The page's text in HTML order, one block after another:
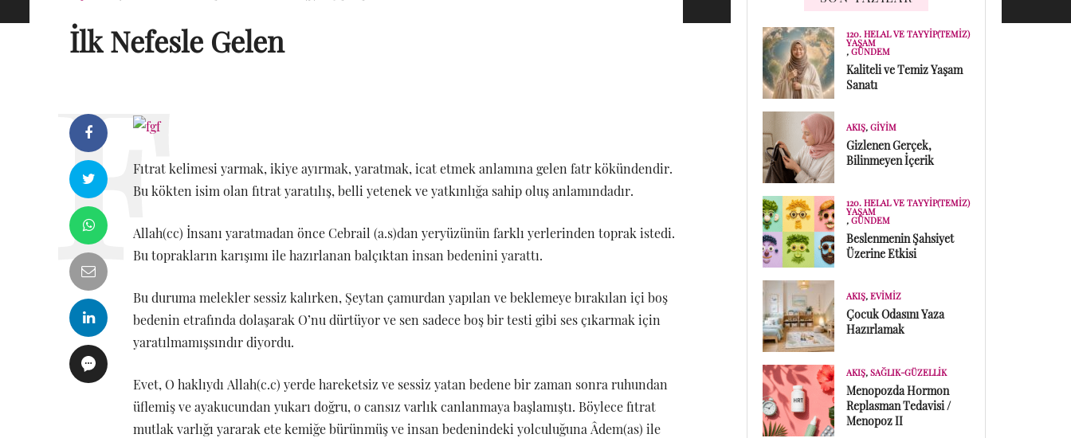
İlk Nefesle Gelen
Fıtrat kelimesi yarmak, ikiye ayırmak, yaratmak, icat etmek anlamına gelen fatr kökündendir.
Bu kökten isim olan fıtrat yaratılış, belli yetenek ve yatkınlığa sahip oluş anlamındadır.
Allah(cc) İnsanı yaratmadan önce Cebrail (a.s)dan yeryüzünün farklı yerlerinden toprak istedi.
Bu toprakların karışımı ile hazırlanan balçıktan insan bedenini yarattı.
Bu duruma melekler sessiz kalırken, Şeytan çamurdan yapılan ve beklemeye bırakılan içi boş
bedenin etrafında dolaşarak O’nu dürtüyor ve sen sadece boş bir testi gibi ses çıkarmak için
yaratılmamışsındır diyordu.
Evet, O haklıydı Allah(c.c) yerde hareketsiz ve sessiz yatan bedene bir zaman sonra ruhundan
üflemiş ve ayakucundan yukarı doğru, o cansız varlık canlanmaya başlamıştı. Böylece fıtrat
mutlak varlığı yararak ete kemiğe bürünmüş ve insan bedenindeki yolculuğuna Âdem(as) ile
120. HELAL VE TAYYIP(TEMIZ)
YAŞAM
, GÜNDEM
Kaliteli ve Temiz Yaşam
Sanatı
AKIŞ, GIYIM
Gizlenen Gerçek,
Bilinmeyen İçerik
120. HELAL VE TAYYIP(TEMIZ)
YAŞAM
, GÜNDEM
Beslenmenin Şahsiyet
Üzerine Etkisi
AKIŞ, EVIMIZ
Çocuk Odasını Yaza
Hazırlamak
AKIŞ, SAĞLIK-GÜZELLIK
Menopozda Hormon
Replasman Tedavisi /
Menopoz II